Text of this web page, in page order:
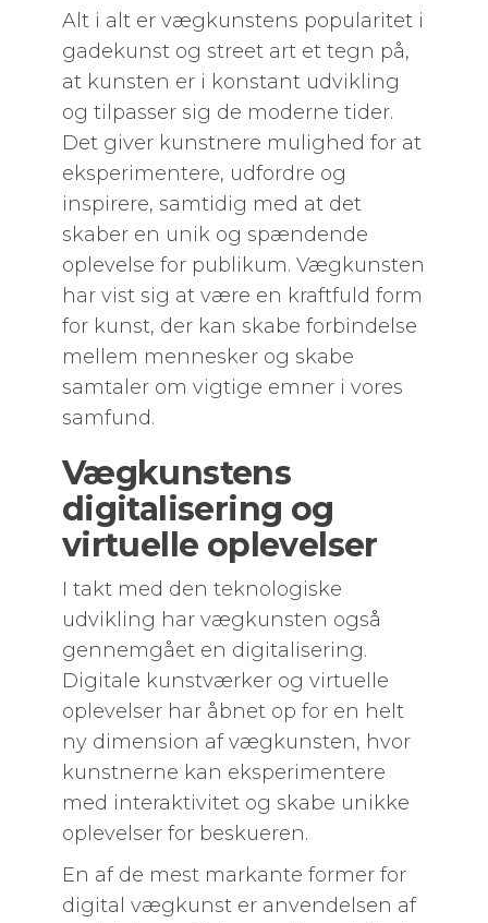
Alt i alt er vægkunstens popularitet i
gadekunst og street art et tegn på,
at kunsten er i konstant udvikling
og tilpasser sig de moderne tider.
Det giver kunstnere mulighed for at
eksperimentere, udfordre og
inspirere, samtidig med at det
skaber en unik og spændende
oplevelse for publikum. Vægkunsten
har vist sig at være en kraftfuld form
for kunst, der kan skabe forbindelse
mellem mennesker og skabe
samtaler om vigtige emner i vores
samfund.
Vægkunstens
digitalisering og
virtuelle oplevelser
I takt med den teknologiske
udvikling har vægkunsten også
gennemgået en digitalisering.
Digitale kunstværker og virtuelle
oplevelser har åbnet op for en helt
ny dimension af vægkunsten, hvor
kunstnerne kan eksperimentere
med interaktivitet og skabe unikke
oplevelser for beskueren.
En af de mest markante former for
digital vægkunst er anvendelsen af